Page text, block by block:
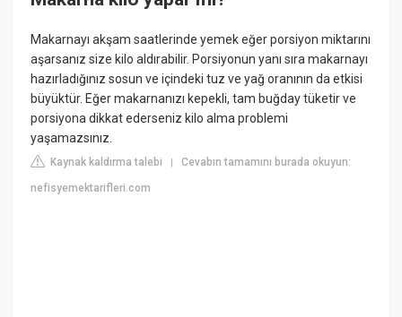
Makarnayı akşam saatlerinde yemek eğer porsiyon miktarını
aşarsanız size kilo aldırabilir. Porsiyonun yanı sıra makarnayı
hazırladığınız sosun ve içindeki tuz ve yağ oranının da etkisi
büyüktür. Eğer makarnanızı kepekli, tam buğday tüketir ve
porsiyona dikkat ederseniz kilo alma problemi
yaşamazsınız.
Kaynak kaldırma talebi |Cevabın tamamını burada okuyun:
nefisyemektarifleri.com